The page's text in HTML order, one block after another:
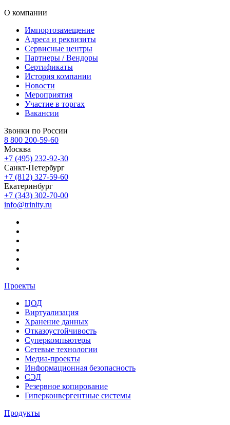
О компании
Импортозамещение
Адреса и реквизиты
Сервисные центры
Партнеры / Вендоры
Сертификаты
История компании
Новости
Мероприятия
Участие в торгах
Вакансии
Звонки по России
8 800 200-59-60
Москва
+7 (495) 232-92-30
Санкт-Петербург
+7 (812) 327-59-60
Екатеринбург
+7 (343) 302-70-00
info@trinity.ru
Проекты
ЦОД
Виртуализация
Хранение данных
Отказоустойчивость
Суперкомпьютеры
Сетевые технологии
Медиа-проекты
Информационная безопасность
СЭД
Резервное копирование
Гиперконвергентные системы
Продукты